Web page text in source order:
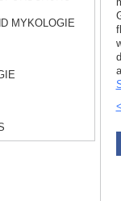
MYKOLOGIE